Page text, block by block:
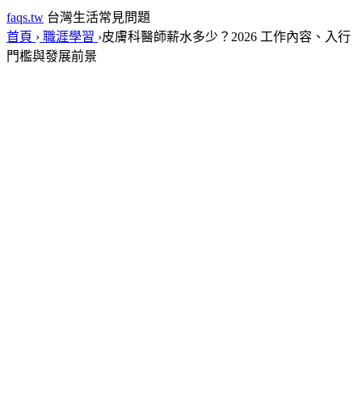
faqs.tw 台灣生活常見問題
首頁 › 職涯學習 ›皮膚科醫師薪水多少？2026 工作內容、入行
門檻與發展前景